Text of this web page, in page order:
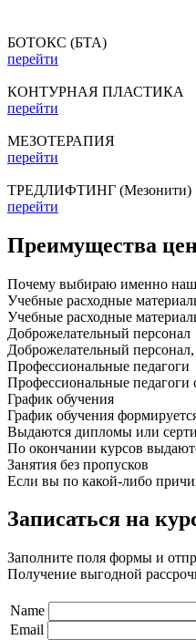
БОТОКС (БТА)
перейти
КОНТУРНАЯ ПЛАСТИКА
перейти
МЕЗОТЕРАПИЯ
перейти
ТРЕДЛИФТИНГ (Мезонити)
перейти
Преимущества
Почему выбираю именно наш
Учебные расходные
Учебные расходные
Доброжелательный персонал
Доброжелательный
Профессиональные педагоги
Профессиональные
График обучения
График обучения
Выдаются дипломы или
По окончании курсов
Занятия без пропусков
Если вы по какой-либо
Записаться на
Заполните поля формы и
Получение выгодной
Name
Email